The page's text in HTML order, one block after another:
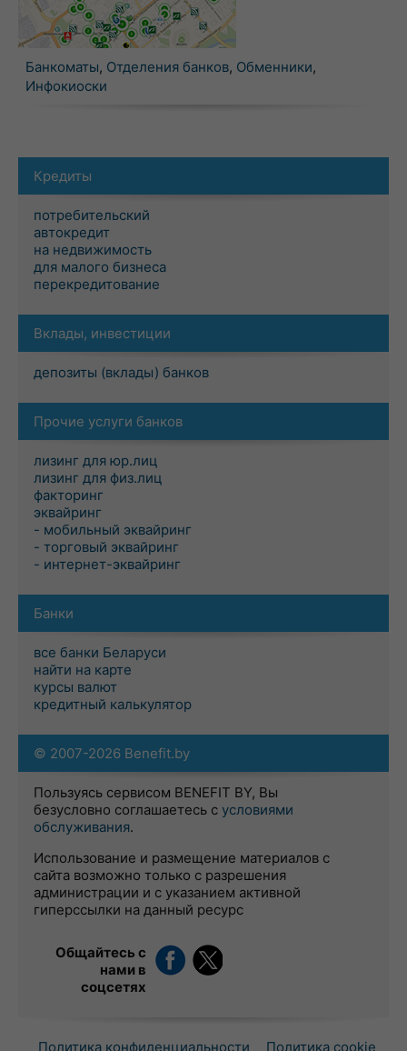
Банкоматы, Отделения банков, Обменники,
Инфокиоски
Кредиты
потребительский
автокредит
на недвижимость
для малого бизнеса
перекредитование
Вклады, инвестиции
депозиты (вклады) банков
Прочие услуги банков
лизинг для юр.лиц
лизинг для физ.лиц
факторинг
эквайринг
- мобильный эквайринг
- торговый эквайринг
- интернет-эквайринг
Банки
все банки Беларуси
найти на карте
курсы валют
кредитный калькулятор
© 2007-2026 Benefit.by
Пользуясь сервисом BENEFIT BY, Вы
безусловно соглашаетесь с условиями
обслуживания.
Использование и размещение материалов с
сайта возможно только с разрешения
администрации и с указанием активной
гиперссылки на данный ресурс
Общайтесь с
нами в
соцсетях
Политика конфиденциальности Политика cookie